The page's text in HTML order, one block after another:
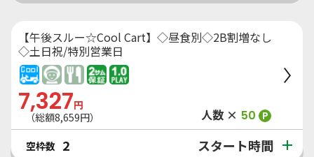
【午後スルー☆Cool Cart】◇昼食別◇2B割増なし
◇土日祝/特別営業日
7,327円
（総額8,659円） 人数 × 50 P
空枠数 2 スタート時間